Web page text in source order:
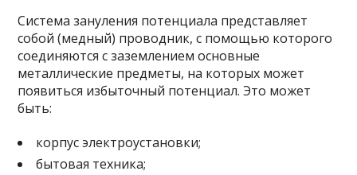
Система зануления потенциала представляет
собой (медный) проводник, с помощью которого
соединяются с заземлением основные
металлические предметы, на которых может
появиться избыточный потенциал. Это может
быть:
корпус электроустановки;
бытовая техника;